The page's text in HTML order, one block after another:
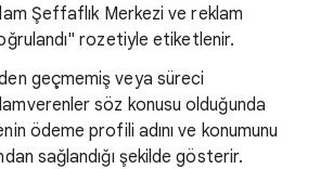
Şeffaflık Merkezi ve reklam
rozetiyle etiketlenir.
geçmemiş veya süreci
söz konusu olduğunda
ödeme profili adını ve konumunu
sağlandığı şekilde gösterir.